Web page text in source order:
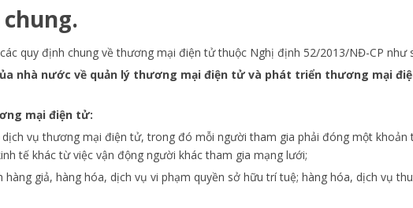
quy định chung về thương mại điện tử thuộc Nghị định 52/2013/NĐ-CP
nhà nước về quản lý thương mại điện tử và phát triển thương mại
mại điện tử:
vụ thương mại điện tử, trong đó mỗi người tham gia phải đóng một
tế khác từ việc vận động người khác tham gia mạng lưới;
giả, hàng hóa, dịch vụ vi phạm quyền sở hữu trí tuệ; hàng hóa, dịch vụ